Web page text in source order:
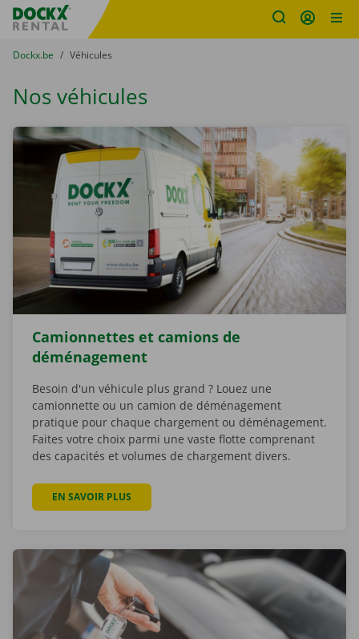
sitename
You are here:
du
Dockx.be to
Véhicules
Nos véhicules
Camionnettes et camions de
déménagement
Besoin d'un véhicule plus grand ? Louez une
camionnette ou un camion de déménagement
pratique pour chaque chargement ou déménagement.
Faites votre choix parmi une vaste flotte comprenant
des capacités et volumes de chargement divers.
EN SAVOIR PLUS